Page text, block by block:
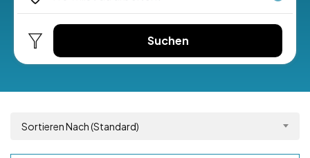
Suchen
Sortieren Nach (Standard)